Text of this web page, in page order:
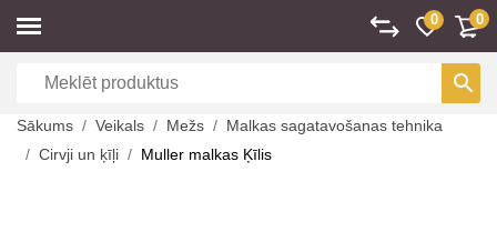
0 0
Sākums Veikals Mežs
Malkas sagatavošanas tehnika
Cirvji un ķīļi
Muller malkas Ķīlis